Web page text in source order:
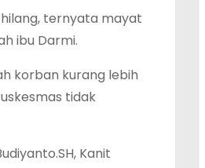
ternyata mayat
ibu Darmi.
korban kurang lebih
tidak
Kanit